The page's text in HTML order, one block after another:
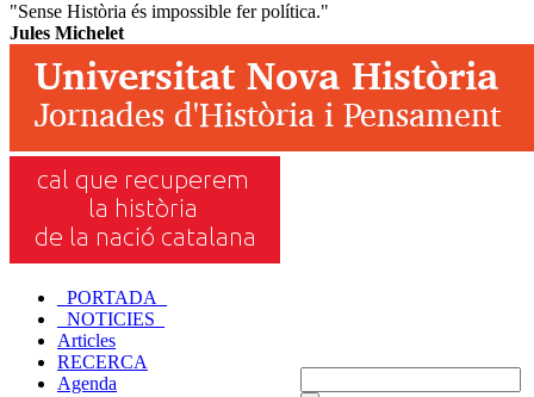
"Sense Història és impossible fer política."
Jules Michelet
_PORTADA_
_NOTICIES_
Articles
RECERCA
Agenda